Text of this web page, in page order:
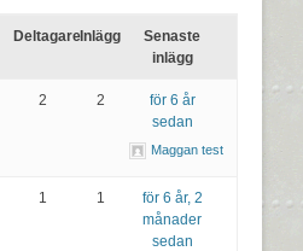
DeltagareInlägg
Senaste
inlägg
2 2
för 6 år
sedan
Maggan test
1 1
för 6 år, 2
månader
sedan